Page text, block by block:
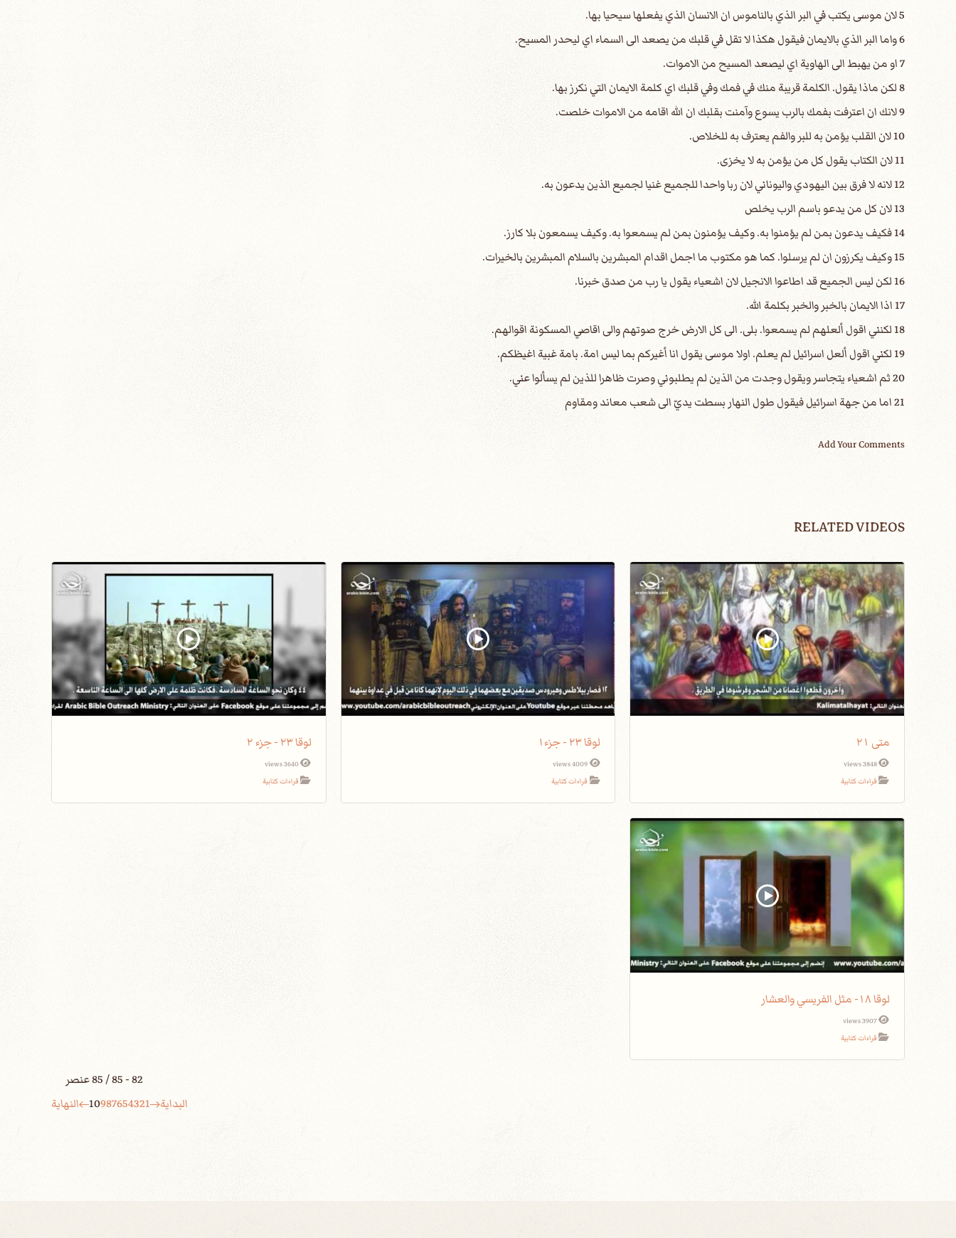
5 لان موسى يكتب في البر الذي بالناموس ان الانسان الذي يفعلها سيحيا بها.
6 واما البر الذي بالايمان فيقول هكذا لا تقل في قلبك من يصعد الى السماء اي ليحدر المسيح.
7 او من يهبط الى الهاوية اي ليصعد المسيح من الاموات.
8 لكن ماذا يقول. الكلمة قريبة منك في فمك وفي قلبك اي كلمة الايمان التي نكرز بها.
9 لانك ان اعترفت بفمك بالرب يسوع وآمنت بقلبك ان الله اقامه من الاموات خلصت.
10 لان القلب يؤمن به للبر والفم يعترف به للخلاص.
11 لان الكتاب يقول كل من يؤمن به لا يخزى.
12 لانه لا فرق بين اليهودي واليوناني لان ربا واحدا للجميع غنيا لجميع الذين يدعون به.
13 لان كل من يدعو باسم الرب يخلص
14 فكيف يدعون بمن لم يؤمنوا به. وكيف يؤمنون بمن لم يسمعوا به. وكيف يسمعون بلا كارز.
15 وكيف يكرزون ان لم يرسلوا. كما هو مكتوب ما اجمل اقدام المبشرين بالسلام المبشرين بالخيرات.
16 لكن ليس الجميع قد اطاعوا الانجيل لان اشعياء يقول يا رب من صدق خبرنا.
17 اذا الايمان بالخبر والخبر بكلمة الله.
18 لكنني اقول ألعلهم لم يسمعوا. بلى. الى كل الارض خرج صوتهم والى اقاصي المسكونة اقوالهم.
19 لكني اقول ألعل اسرائيل لم يعلم. اولا موسى يقول انا أغيركم بما ليس امة. بامة غبية اغيظكم.
20 ثم اشعياء يتجاسر ويقول وجدت من الذين لم يطلبوني وصرت ظاهرا للذين لم يسألوا عني.
21 اما من جهة اسرائيل فيقول طول النهار بسطت يديّ الى شعب معاند ومقاوم
Add Your Comments
RELATED VIDEOS
متى ٢١
3848 views
قراءات كتابية
لوقا ٢٣ - جزء١
قراءات كتابية
لوقا ٢٣ - جزء ٢
3640 views
قراءات كتابية
لوقا ١٨- مثل الفريسي والعشار
3907 views
قراءات كتابية
82 - 85 / 85 عنصر
البداية
1
2
3
4
5
6
7
8
9
10 النهاية